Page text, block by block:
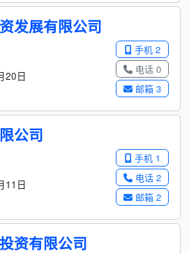
发展有限公司
手机 2
电话 0
邮箱 3
20日
公司
手机 1
电话 2
邮箱 2
11日
资有限公司